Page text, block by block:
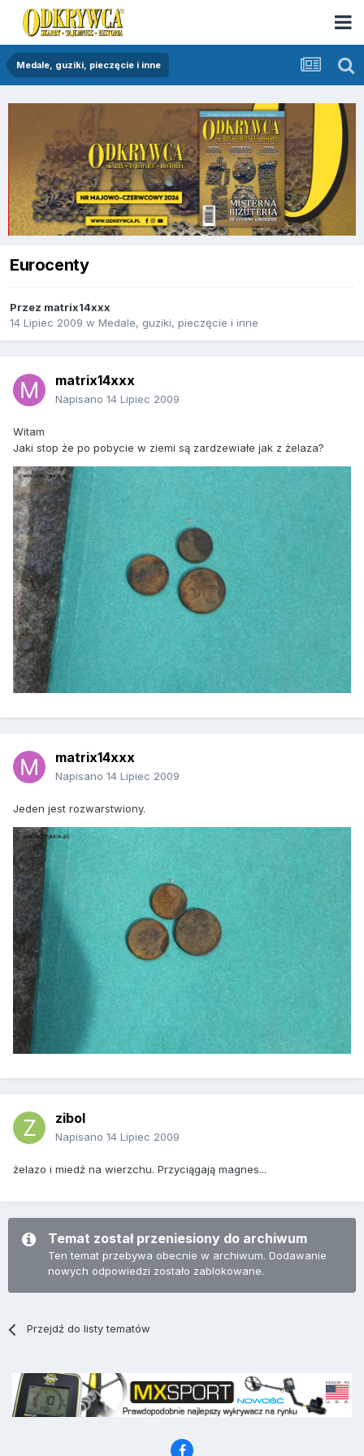
Medale, guziki, pieczęcie i inne
Eurocenty
Przez matrix14xxx
14 Lipiec 2009 w Medale, guziki, pieczęcie i inne
matrix14xxx
Napisano 14 Lipiec 2009
Witam
Jaki stop że po pobycie w ziemi są zardzewiałe jak z żelaza?
matrix14xxx
Napisano 14 Lipiec 2009
Jeden jest rozwarstwiony.
zibol
Napisano 14 Lipiec 2009
żelazo i miedź na wierzchu. Przyciągają magnes...
Temat został przeniesiony do archiwum
Ten temat przebywa obecnie w archiwum. Dodawanie
nowych odpowiedzi zostało zablokowane.
Przejdź do listy tematów